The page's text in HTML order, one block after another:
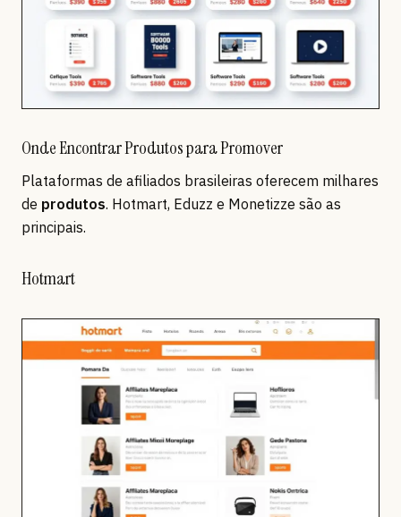
Onde Encontrar Produtos para Promover
Plataformas de afiliados brasileiras oferecem milhares
de produtos. Hotmart, Eduzz e Monetizze são as
principais.
Hotmart